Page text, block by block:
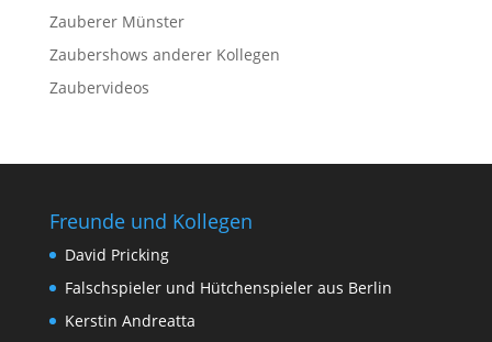
Zauberer Münster
Zaubershows anderer Kollegen
Zaubervideos
Freunde und Kollegen
David Pricking
Falschspieler und Hütchenspieler aus Berlin
Kerstin Andreatta